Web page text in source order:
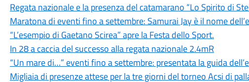
Regata nazionale e la presenza del catamarano “Lo Spirito di
Maratona di eventi fino a settembre: Samurai Jay è il nome
“L’esempio di Gaetano Scirea” apre la Festa dello Sport.
In 28 a caccia del successo alla regata nazionale 2.4mR
“Un mare di…” eventi fino a settembre: presentata la guida
Migliaia di presenze attese per la tre giorni del torneo Acsi di